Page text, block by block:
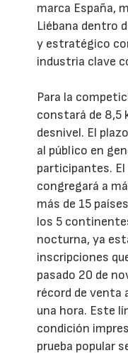
marca España,
Liébana dentro
y estratégico
industria clave
Para la
constará de 8,5
desnivel. El
al público en
participantes.
congregará a
más de 15
los 5
nocturna, ya
inscripciones
pasado 20 de
récord de venta
una hora. Este
condición
prueba popular